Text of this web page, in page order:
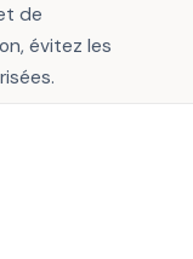
de
évitez les